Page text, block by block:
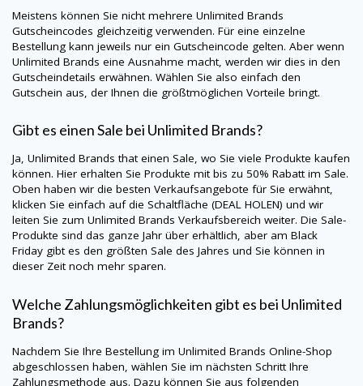
Meistens können Sie nicht mehrere Unlimited Brands
Gutscheincodes gleichzeitig verwenden. Für eine einzelne
Bestellung kann jeweils nur ein Gutscheincode gelten. Aber wenn
Unlimited Brands eine Ausnahme macht, werden wir dies in den
Gutscheindetails erwähnen. Wählen Sie also einfach den
Gutschein aus, der Ihnen die größtmöglichen Vorteile bringt.
Gibt es einen Sale bei Unlimited Brands?
Ja, Unlimited Brands that einen Sale, wo Sie viele Produkte kaufen
können. Hier erhalten Sie Produkte mit bis zu 50% Rabatt im Sale.
Oben haben wir die besten Verkaufsangebote für Sie erwähnt,
klicken Sie einfach auf die Schaltfläche (DEAL HOLEN) und wir
leiten Sie zum Unlimited Brands Verkaufsbereich weiter. Die Sale-
Produkte sind das ganze Jahr über erhältlich, aber am Black
Friday gibt es den größten Sale des Jahres und Sie können in
dieser Zeit noch mehr sparen.
Welche Zahlungsmöglichkeiten gibt es bei Unlimited
Brands?
Nachdem Sie Ihre Bestellung im Unlimited Brands Online-Shop
abgeschlossen haben, wählen Sie im nächsten Schritt Ihre
Zahlungsmethode aus. Dazu können Sie aus folgenden